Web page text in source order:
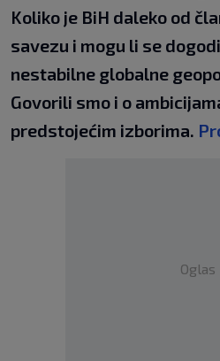
Koliko je BiH daleko od
savezu i mogu li se
nestabilne globalne
Govorili smo i o
predstojećim izborima.
Oglas